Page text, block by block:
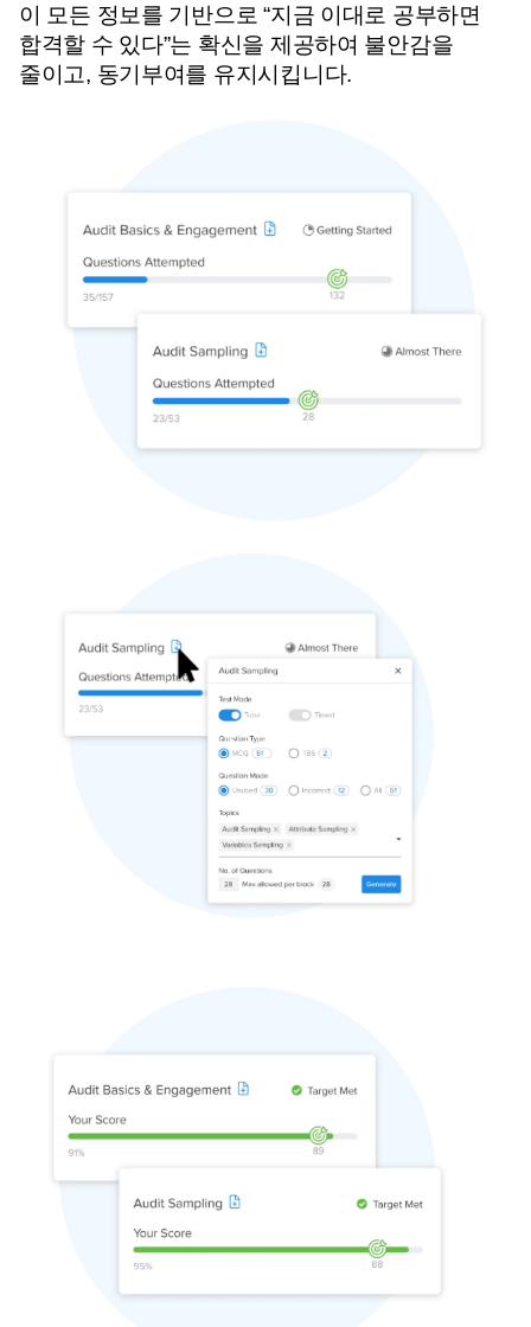
이 모든 정보를 기반으로 “지금 이대로 공부하면
합격할 수 있다”는 확신을 제공하여 불안감을
줄이고, 동기부여를 유지시킵니다.